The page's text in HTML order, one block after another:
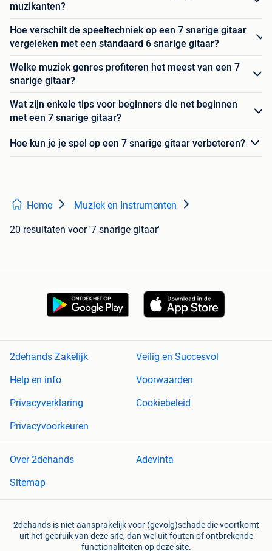
muzikanten?
Hoe verschilt de speeltechniek op een 7 snarige gitaar
vergeleken met een standaard 6 snarige gitaar?
Welke muziek genres profiteren het meest van een 7
snarige gitaar?
Wat zijn enkele tips voor beginners die net beginnen
met een 7 snarige gitaar?
Hoe kun je je spel op een 7 snarige gitaar verbeteren?
Home Muziek en Instrumenten
20 resultaten voor '7 snarige gitaar'
2dehands Zakelijk
Veilig en Succesvol
Help en info
Voorwaarden
Privacyverklaring
Cookiebeleid
Privacyvoorkeuren
Over 2dehands
Adevinta
Sitemap
2dehands is niet aansprakelijk voor (gevolg)schade die voortkomt
uit het gebruik van deze site, dan wel uit fouten of ontbrekende
functionaliteiten op deze site.